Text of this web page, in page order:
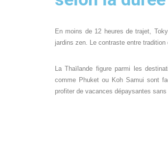
En moins de 12 heures de trajet,
jardins zen. Le contraste entre
La Thaïlande figure parmi les
comme Phuket ou Koh Samui sont
profiter de vacances dépaysantes sans